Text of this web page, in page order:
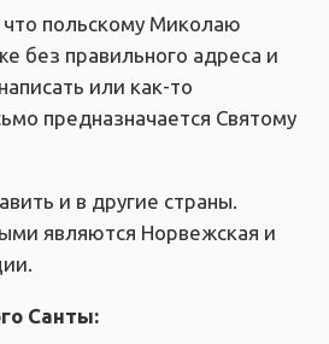
польскому Миколаю
без правильного адреса и
или как-то
предназначается Святому
и в другие страны.
являются Норвежская и
Санты: